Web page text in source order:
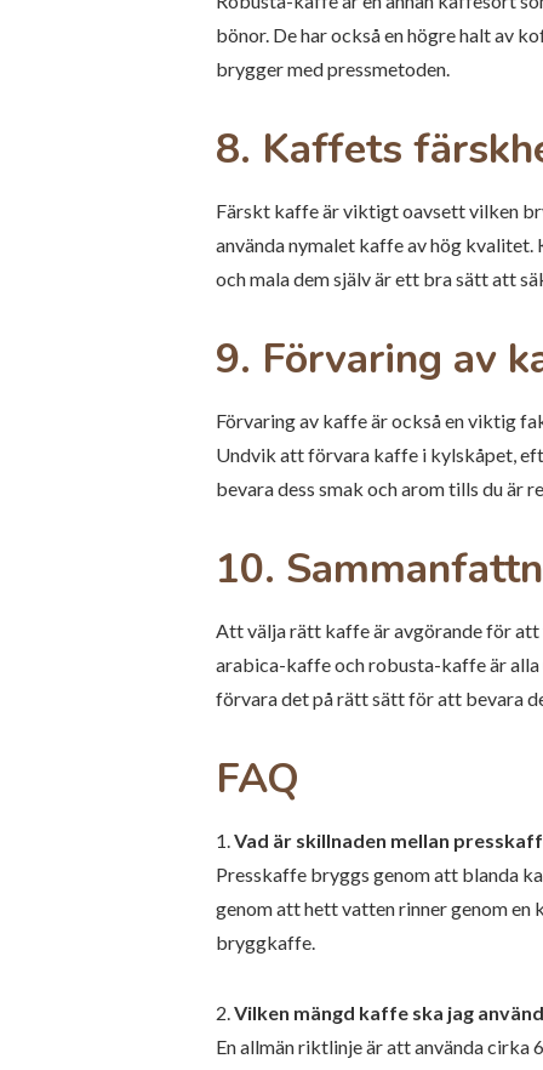
bönor. De har också en högre halt av
brygger med pressmetoden.
8. Kaffets
Färskt kaffe är viktigt oavsett vilken
använda nymalet kaffe av hög
och mala dem själv är ett bra sätt att
9. Förvaring av
Förvaring av kaffe är också en viktig
Undvik att förvara kaffe i kylskåpet,
bevara dess smak och arom tills du är
10.
Att välja rätt kaffe är avgörande för
arabica-kaffe och robusta-kaffe är
förvara det på rätt sätt för att bevara
FAQ
1.Vad är skillnaden mellan
Presskaffe bryggs genom att blanda
genom att hett vatten rinner genom
bryggkaffe.
2.Vilken mängd kaffe ska jag
En allmän riktlinje är att använda cirka